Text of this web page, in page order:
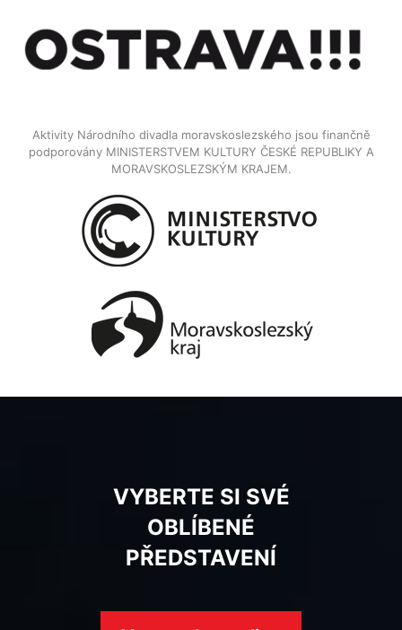
Aktivity Národního divadla moravskoslezského jsou finančně
podporovány MINISTERSTVEM KULTURY ČESKÉ REPUBLIKY A
MORAVSKOSLEZSKÝM KRAJEM.
VYBERTE SI SVÉ
OBLÍBENÉ
PŘEDSTAVENÍ